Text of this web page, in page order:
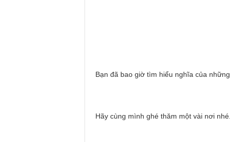
Bạn đã bao giờ tìm hiểu nghĩa của
Hãy cùng mình ghé thăm một vài nơi